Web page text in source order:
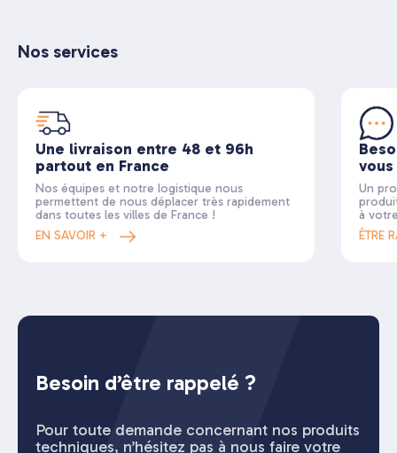
Nos services
Une livraison entre 48 et 96h
partout en France
Nos équipes et notre logistique nous
permettent de nous déplacer très rapidement
dans toutes les villes de France !
EN SAVOIR +
Un
à
ÊTRE
Besoin d’être rappelé ?
Pour toute demande concernant nos produits
techniques, n’hésitez pas à nous faire votre